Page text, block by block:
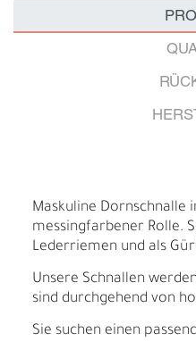
Maskuline Dornschnalle
messingfarbener Rolle.
Lederriemen und als
Unsere Schnallen
sind durchgehend von
Sie suchen einen